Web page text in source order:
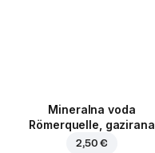
Mineralna voda
Römerquelle, gazirana
2,50 €